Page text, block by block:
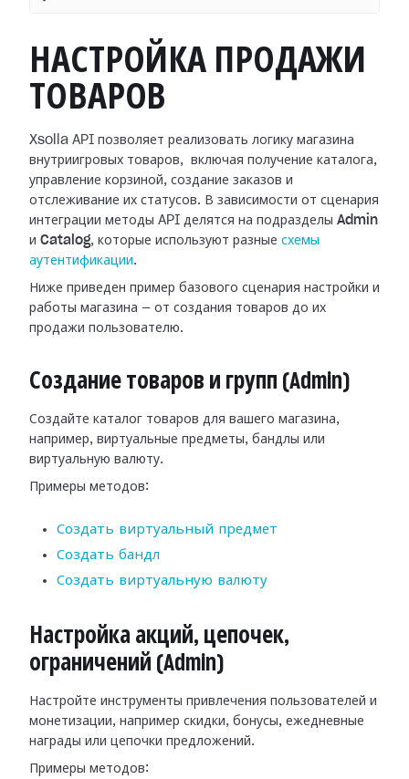
НАСТРОЙКА ПРОДАЖИ
ТОВАРОВ
Xsolla API позволяет реализовать логику магазина
внутриигровых товаров, включая получение каталога,
управление корзиной, создание заказов и
отслеживание их статусов. В зависимости от сценария
интеграции методы API делятся на подразделы Admin
и Catalog, которые используют разные схемы
аутентификации.
Ниже приведен пример базового сценария настройки и
работы магазина — от создания товаров до их
продажи пользователю.
Создание товаров и групп (Admin)
Создайте каталог товаров для вашего магазина,
например, виртуальные предметы, бандлы или
виртуальную валюту.
Примеры методов:
Создать виртуальный предмет
Создать бандл
Создать виртуальную валюту
Настройка акций, цепочек,
ограничений (Admin)
Настройте инструменты привлечения пользователей и
монетизации, например скидки, бонусы, ежедневные
награды или цепочки предложений.
Примеры методов: